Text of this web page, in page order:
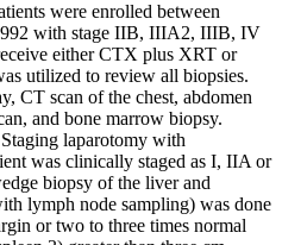
were enrolled between
with stage IIB, IIIA2, IIIB, IV
either CTX plus XRT or
utilized to review all biopsies.
CT scan of the chest, abdomen
and bone marrow biopsy.
laparotomy with
was clinically staged as I, IIA or
biopsy of the liver and
lymph node sampling) was done
or two to three times normal